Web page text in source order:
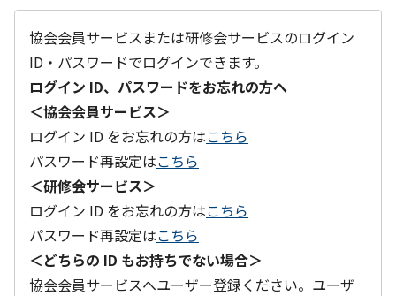
協会会員サービスまたは研修会サービスのログイン
ID・パスワードでログインできます。
ログイン ID、パスワードをお忘れの方へ
＜協会会員サービス＞
ログイン ID をお忘れの方はこちら
パスワード再設定はこちら
＜研修会サービス＞
ログイン ID をお忘れの方はこちら
パスワード再設定はこちら
＜どちらの ID もお持ちでない場合＞
協会会員サービスへユーザー登録ください。ユーザ